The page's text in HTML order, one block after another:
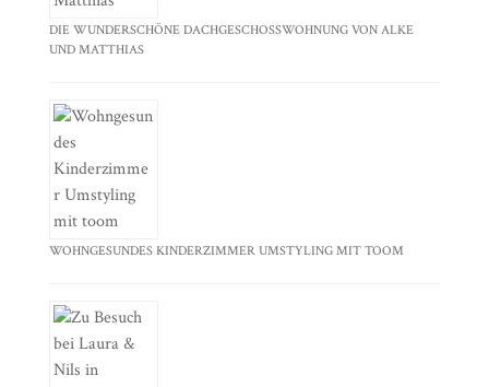
DIE WUNDERSCHÖNE DACHGESCHOSSWOHNUNG VON ALKE
UND MATTHIAS
WOHNGESUNDES KINDERZIMMER UMSTYLING MIT TOOM